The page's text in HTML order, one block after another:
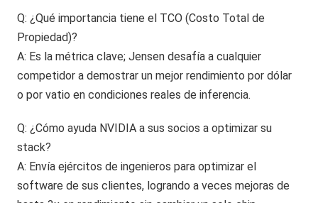
Q: ¿Qué importancia tiene el TCO (Costo Total de
Propiedad)?
A: Es la métrica clave; Jensen desafía a cualquier
competidor a demostrar un mejor rendimiento por dólar
o por vatio en condiciones reales de inferencia.
Q: ¿Cómo ayuda NVIDIA a sus socios a optimizar su
stack?
A: Envía ejércitos de ingenieros para optimizar el
software de sus clientes, logrando a veces mejoras de